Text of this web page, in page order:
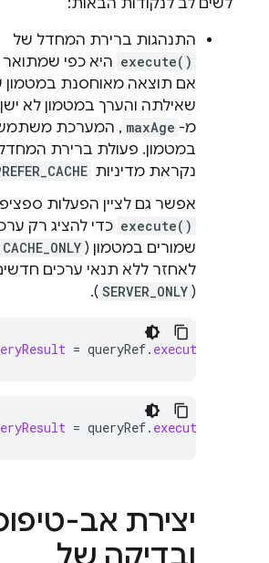
לשים לב לנקודות הבאות:
התנהגות ברירת המחדל של
execute() היא כפי
אם תוצאה מאוחסנת במטמון
שאילתה והערך במטמון לא ישן
מ- maxAge , המערכת
במטמון. פעולת ברירת המחדל
נקראת מדיניות
אפשר גם לציין הפעלות
execute() כדי להציג רק
שמורים במטמון ( CACHE_ONLY
לאחזר ללא תנאי ערכים
(
SERVER_ONLY
).
= queryRef. execute
= queryRef. execute
יצירת אב-
ובדיקה של